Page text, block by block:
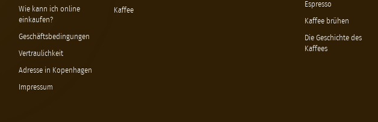
Wie kann ich online
einkaufen?
Geschäftsbedingungen
Vertraulichkeit
Adresse in Kopenhagen
Impressum
Kaffee
Espresso
Kaffee brühen
Die Geschichte des
Kaffees